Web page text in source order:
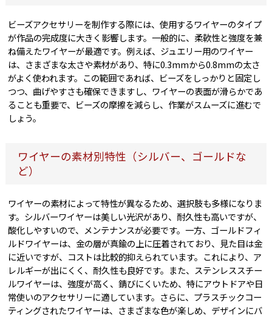
ビーズアクセサリーを制作する際には、使用するワイヤーのタイプ
が作品の完成度に大きく影響します。一般的に、柔軟性と強度を兼
ね備えたワイヤーが最適です。例えば、ジュエリー用のワイヤー
は、さまざまな太さや素材があり、特に0.3mmから0.8mmの太さ
がよく使われます。この範囲であれば、ビーズをしっかりと固定し
つつ、曲げやすさも確保できますし、ワイヤーの表面が滑らかであ
ることも重要で、ビーズの摩擦を減らし、作業がスムーズに進むで
しょう。
ワイヤーの素材別特性（シルバー、ゴールドな
ど）
ワイヤーの素材によって特性が異なるため、選択肢も多様になりま
す。シルバーワイヤーは美しい光沢があり、耐久性も高いですが、
酸化しやすいので、メンテナンスが必要です。一方、ゴールドフィ
ルドワイヤーは、金の層が真鍮の上に圧着されており、見た目は金
に近いですが、コストは比較的抑えられています。これにより、ア
レルギーが出にくく、耐久性も良好です。また、ステンレススチー
ルワイヤーは、強度が高く、錆びにくいため、特にアウトドアや日
常使いのアクセサリーに適しています。さらに、プラスチックコー
ティングされたワイヤーは、さまざまな色が楽しめ、デザインにバ